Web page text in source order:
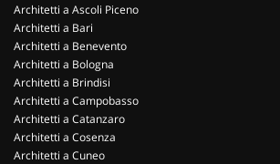
Architetti a Ascoli Piceno
Architetti a Bari
Architetti a Benevento
Architetti a Bologna
Architetti a Brindisi
Architetti a Campobasso
Architetti a Catanzaro
Architetti a Cosenza
Architetti a Cuneo